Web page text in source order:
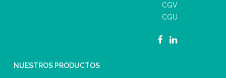
CGV
CGU
NUESTROS PRODUCTOS